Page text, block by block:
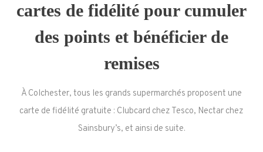
cartes de fidélité pour cumuler
des points et bénéficier de
remises
À Colchester, tous les grands supermarchés proposent une
carte de fidélité gratuite : Clubcard chez Tesco, Nectar chez
Sainsbury’s, et ainsi de suite.